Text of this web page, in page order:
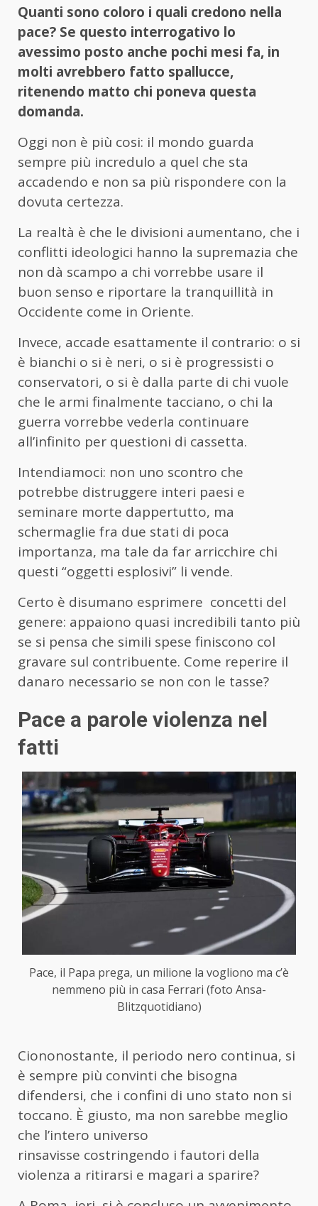
Quanti sono coloro i quali credono nella
pace? Se questo interrogativo lo
avessimo posto anche pochi mesi fa, in
molti avrebbero fatto spallucce,
ritenendo matto chi poneva questa
domanda.
Oggi non è più cosi: il mondo guarda
sempre più incredulo a quel che sta
accadendo e non sa più rispondere con la
dovuta certezza.
La realtà è che le divisioni aumentano, che i
conflitti ideologici hanno la supremazia che
non dà scampo a chi vorrebbe usare il
buon senso e riportare la tranquillità in
Occidente come in Oriente.
Invece, accade esattamente il contrario: o si
è bianchi o si è neri, o si è progressisti o
conservatori, o si è dalla parte di chi vuole
che le armi finalmente tacciano, o chi la
guerra vorrebbe vederla continuare
all’infinito per questioni di cassetta.
Intendiamoci: non uno scontro che
potrebbe distruggere interi paesi e
seminare morte dappertutto, ma
schermaglie fra due stati di poca
importanza, ma tale da far arricchire chi
questi “oggetti esplosivi” li vende.
Certo è disumano esprimere concetti del
genere: appaiono quasi incredibili tanto più
se si pensa che simili spese finiscono col
gravare sul contribuente. Come reperire il
danaro necessario se non con le tasse?
Pace a parole violenza nel
fatti
Pace, il Papa prega, un milione la vogliono ma c’è
nemmeno più in casa Ferrari (foto Ansa-
Blitzquotidiano)
Ciononostante, il periodo nero continua, si
è sempre più convinti che bisogna
difendersi, che i confini di uno stato non si
toccano. È giusto, ma non sarebbe meglio
che l’intero universo
rinsavisse costringendo i fautori della
violenza a ritirarsi e magari a sparire?